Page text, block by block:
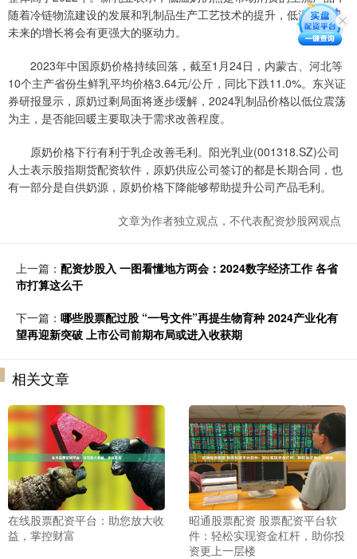
随着冷链物流建设的发展和乳制品生产工艺技术的提升，低温乳制品
未来的增长将会有更强大的驱动力。
2023年中国原奶价格持续回落，截至1月24日，内蒙古、河北等
10个主产省份生鲜乳平均价格3.64元/公斤，同比下跌11.0%。东兴证
券研报显示，原奶过剩局面将逐步缓解，2024乳制品价格以低位震荡
为主，是否能回暖主要取决于需求改善程度。
原奶价格下行有利于乳企改善毛利。阳光乳业(001318.SZ)公司
人士表示股指期货配资软件，原奶供应公司签订的都是长期合同，也
有一部分是自供奶源，原奶价格下降能够帮助提升公司产品毛利。
文章为作者独立观点，不代表配资炒股网观点
上一篇： 配资炒股入 一图看懂地方两会：2024数字经济工作 各省
市打算这么干
下一篇： 哪些股票配过股 “一号文件”再提生物育种 2024产业化有
望再迎新突破 上市公司前期布局或进入收获期
相关文章
在线股票配资平台：助您放大收
益，掌控财富
昭通股票配资 股票配资平台软
件：轻松实现资金杠杆，助你投
资更上一层楼